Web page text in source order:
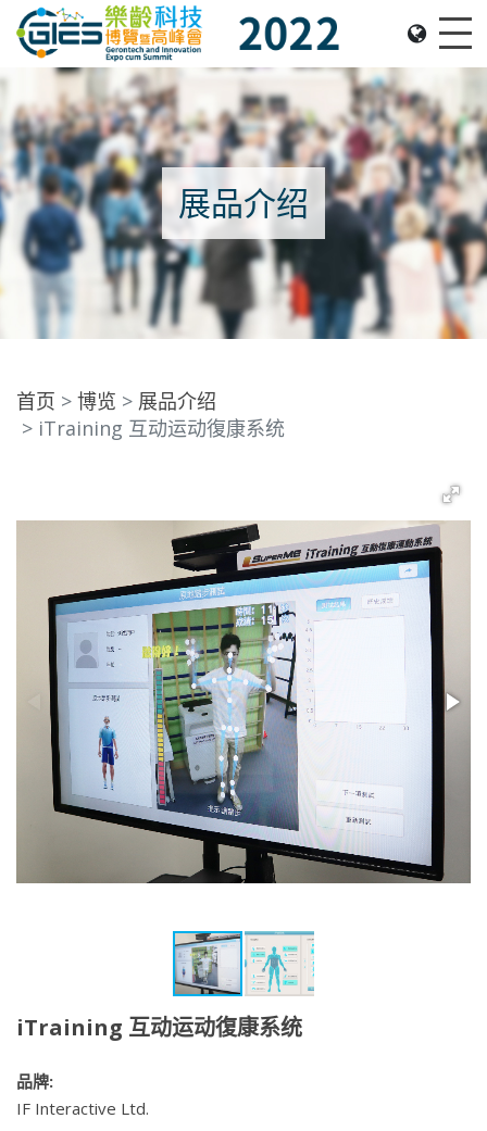
Date: Expo: 2-5 Nov 2022, Venue: Hall 1A-C, HKCEC
展品介绍
首页 博览
展品介绍
iTraining 互动运动復康系统
iTraining 互动运动復康系统
品牌:
IF Interactive Ltd.